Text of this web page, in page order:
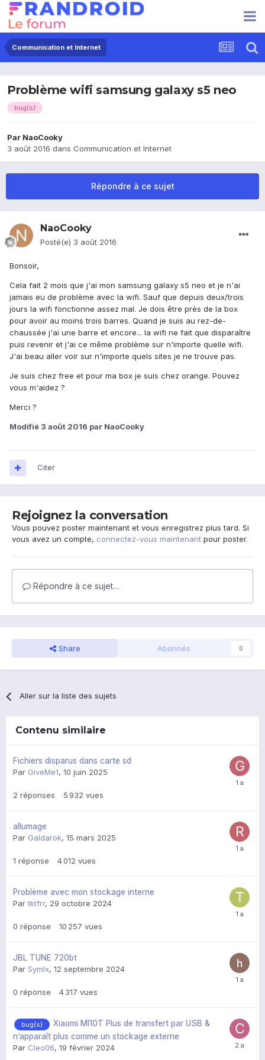
Communication et Internet
Problème wifi samsung galaxy s5 neo
bug(s)
Par NaoCooky
3 août 2016 dans Communication et Internet
Répondre à ce sujet
NaoCooky
Posté(e) 3 août 2016
Bonsoir,
Cela fait 2 mois que j'ai mon samsung galaxy s5 neo et je n'ai
jamais eu de problème avec la wifi. Sauf que depuis deux/trois
jours la wifi fonctionne assez mal. Je dois être près de la box
pour avoir au moins trois barres. Quand je suis au rez-de-
chaussée j'ai une barre et encore... la wifi ne fait que disparaître
puis revenir et j'ai ce même problème sur n'importe quelle wifi.
J'ai beau aller voir sur n'importe quels sites je ne trouve pas.
Je suis chez free et pour ma box je suis chez orange. Pouvez
vous m'aidez ?
Merci ?
Modifié 3 août 2016 par NaoCooky
Citer
Rejoignez la conversation
Vous pouvez poster maintenant et vous enregistrez plus tard. Si
vous avez un compte, connectez-vous maintenant pour poster.
Répondre à ce sujet…
Share Abonnés 0
Aller sur la liste des sujets
Contenu similaire
Fichiers disparus dans carte sd
Par GiveMe1, 10 juin 2025
2 réponses 5 932 vues
allumage
Par Galdarok, 15 mars 2025
1 réponse 4 012 vues
Problème avec mon stockage interne
Partktfrr, 29 octobre 2024
0 réponse 10 257 vues
JBL TUNE 720bt
Par Symlx, 12 septembre 2024
0 réponse 4 317 vues
bug(s)
Xiaomi MI10T Plus de transfert par USB &
n’apparaît plus comme un stockage externe
Par Cleo06, 19 février 2024